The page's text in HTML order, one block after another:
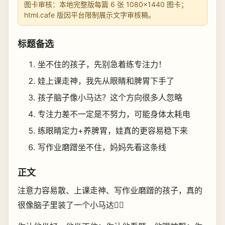
图卡审核：本地完整版每篇 6 张 1080×1440 图卡；
html.cafe 版因平台限制展示文字审核稿。
标题备选
坐不住的孩子，先别急着练专注力！
娃上课走神，我先从眼睛和脾胃下手了
孩子脑子像小马达？这个方向很多人忽略
专注力差不一定是不努力，可能身体太耗电
练眼睛定力+养脾胃，娃真的更容易稳下来
写作业磨蹭坐不住，妈妈先看这条线
正文
注意力容易散、上课走神、写作业磨蹭的孩子，真的
很像脑子里装了一个小马达😵‍💫